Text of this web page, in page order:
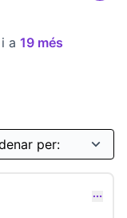
i a 19 més